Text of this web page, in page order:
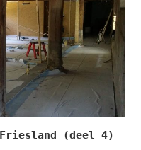
Friesland (deel 4)